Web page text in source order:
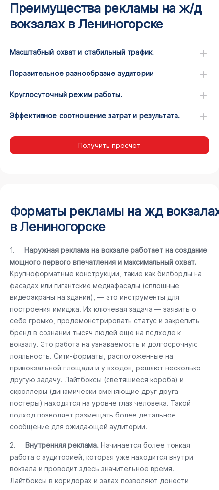
Преимущества рекламы на ж/д
вокзалах в Лениногорске
Масштабный охват и стабильный трафик.
Поразительное разнообразие аудитории
Круглосуточный режим работы.
Эффективное соотношение затрат и результата.
Получить просчёт
Форматы рекламы на жд
в Лениногорске
1. Наружная реклама на вокзале работает на создание
мощного первого впечатления и максимальный охват.
Крупноформатные конструкции, такие как билборды на
фасадах или гигантские медиафасады (сплошные
видеоэкраны на здании), — это инструменты для
построения имиджа. Их ключевая задача — заявить о
себе громко, продемонстрировать статус и закрепить
бренд в сознании тысяч людей ещё на подходе к
вокзалу. Это работа на узнаваемость и долгосрочную
лояльность. Сити-форматы, расположенные на
привокзальной площади и у входов, решают несколько
другую задачу. Лайтбоксы (светящиеся короба) и
скроллеры (динамически сменяющие друг друга
постеры) находятся на уровне глаз человека. Такой
подход позволяет размещать более детальное
сообщение для ожидающей аудитории.
2. Внутренняя реклама. Начинается более тонкая
работа с аудиторией, которая уже находится внутри
вокзала и проводит здесь значительное время.
Лайтбоксы в коридорах и залах позволяют донести